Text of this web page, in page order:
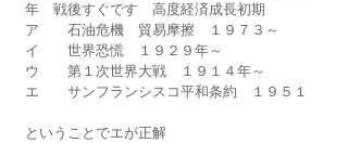
年　戦後すぐです　高度経済成長初期
ア　　石油危機　貿易摩擦　１９７３～
イ　　世界恐慌　１９２９年～
ウ　　第１次世界大戦　１９１４年～
エ　　サンフランシスコ平和条約　１９５１
ということでエが正解